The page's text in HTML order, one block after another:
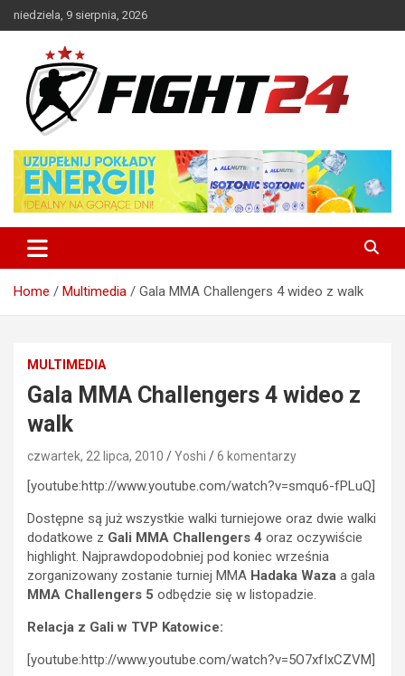
Skip
to
niedziela, 9 sierpnia, 2026
FIGHT24.PL – MMA i K-1, UFC
Home Multimedia Gala MMA Challengers 4 wideo z walk
MULTIMEDIA
Gala MMA Challengers 4 wideo z
walk
czwartek, 22 lipca, 2010 Yoshi 6 komentarzy
[youtube:http://www.youtube.com/watch?v=smqu6-fPLuQ]
Dostępne są już wszystkie walki turniejowe oraz dwie walki
dodatkowe z Gali MMA Challengers 4 oraz oczywiście
highlight. Najprawdopodobniej pod koniec września
zorganizowany zostanie turniej MMA Hadaka Waza a gala
MMA Challengers 5 odbędzie się w listopadzie.
Relacja z Gali w TVP Katowice:
[youtube:http://www.youtube.com/watch?v=5O7xfIxCZVM]